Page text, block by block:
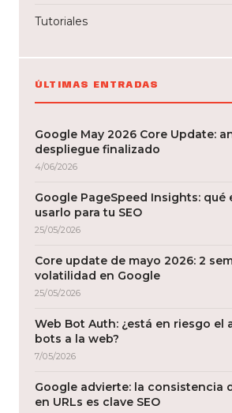
Tutoriales
ÚLTIMAS ENTRADAS
Google May 2026 Core Update:
despliegue finalizado
4/06/2026
Google PageSpeed Insights: qué
usarlo para tu SEO
25/05/2026
Core update de mayo 2026: 2
volatilidad en Google
25/05/2026
Web Bot Auth: ¿está en riesgo el
bots a la web?
7/05/2026
Google advierte: la consistencia
en URLs es clave SEO